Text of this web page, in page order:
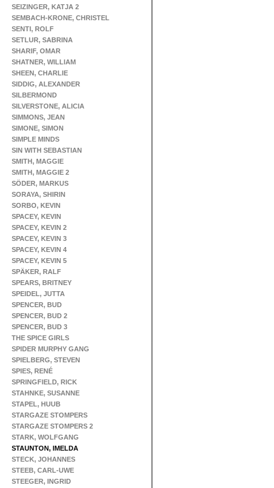
SEIZINGER, KATJA 2
SEMBACH-KRONE, CHRISTEL
SENTI, ROLF
SETLUR, SABRINA
SHARIF, OMAR
SHATNER, WILLIAM
SHEEN, CHARLIE
SIDDIG, ALEXANDER
SILBERMOND
SILVERSTONE, ALICIA
SIMMONS, JEAN
SIMONE, SIMON
SIMPLE MINDS
SIN WITH SEBASTIAN
SMITH, MAGGIE
SMITH, MAGGIE 2
SÖDER, MARKUS
SORAYA, SHIRIN
SORBO, KEVIN
SPACEY, KEVIN
SPACEY, KEVIN 2
SPACEY, KEVIN 3
SPACEY, KEVIN 4
SPACEY, KEVIN 5
SPÄKER, RALF
SPEARS, BRITNEY
SPEIDEL, JUTTA
SPENCER, BUD
SPENCER, BUD 2
SPENCER, BUD 3
THE SPICE GIRLS
SPIDER MURPHY GANG
SPIELBERG, STEVEN
SPIES, RENÉ
SPRINGFIELD, RICK
STAHNKE, SUSANNE
STAPEL, HUUB
STARGAZE STOMPERS
STARGAZE STOMPERS 2
STARK, WOLFGANG
STAUNTON, IMELDA
STECK, JOHANNES
STEEB, CARL-UWE
STEEGER, INGRID